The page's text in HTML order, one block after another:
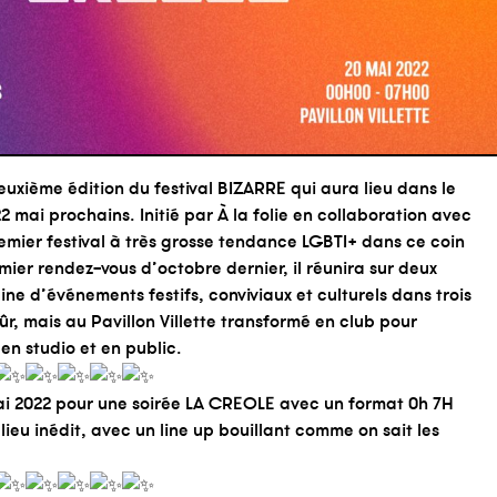
édition du festival BIZARRE qui aura lieu dans le
mai prochains. Initié par À la folie en collaboration avec
festival à très grosse tendance LGBTI+ dans ce coin
rendez-vous d’octobre dernier, il réunira sur deux
d’événements festifs, conviviaux et culturels dans trois
mais au Pavillon Villette transformé en club pour
studio et en public.
pour une soirée LA CREOLE avec un format 0h 7H
inédit, avec un line up bouillant comme on sait les